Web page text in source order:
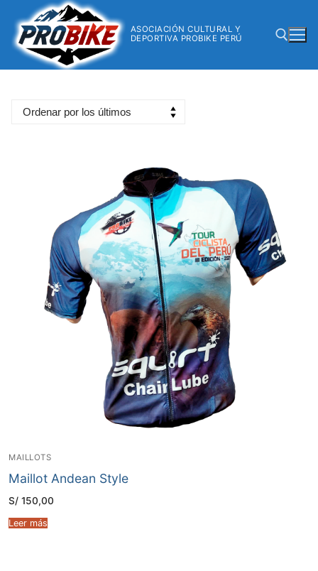
ASOCIACIÓN CULTURAL Y
DEPORTIVA PROBIKE PERÚ
MAILLOTS
Maillot Andean Style
S/ 150,00
Leer más